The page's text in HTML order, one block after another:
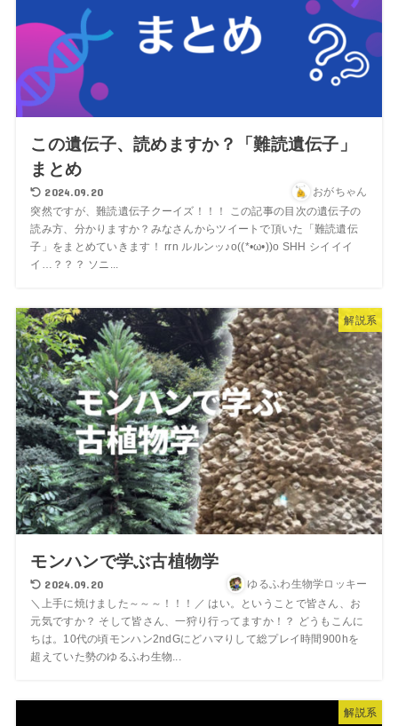
この遺伝子、読めますか？「難読遺伝子」
まとめ
2024.09.20 おがちゃん
突然ですが、難読遺伝子クーイズ！！！ この記事の目次の遺伝子の
読み方、分かりますか？みなさんからツイートで頂いた「難読遺伝
子」をまとめていきます！ rrn ルルンッ♪o((*•ω•))o SHH シイイイ
イ…？？？ ソニ...
解説系
モンハンで学ぶ古植物学
2024.09.20 ゆるふわ生物学ロッキー
＼上手に焼けました～～～！！！／ はい。ということで皆さん、お
元気ですか？ そして皆さん、一狩り行ってますか！？ どうもこんに
ちは。10代の頃モンハン2ndGにどハマりして総プレイ時間900hを
超えていた勢のゆるふわ生物...
解説系